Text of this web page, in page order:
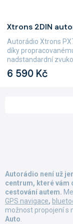
Xtrons 2DIN
hodnocení
produktu
je
5,0
5
6 590 Kč
Autorádio Xtrons
díky
nadstandardní
Autorádio není už
centrum, které vám
cestování autem.
GPS navigace,
možnost propojení s
Auto.